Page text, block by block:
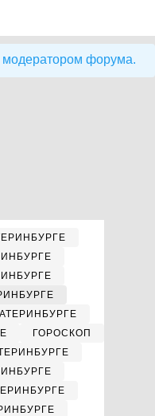
модератором форума.
ГОРОСКОП